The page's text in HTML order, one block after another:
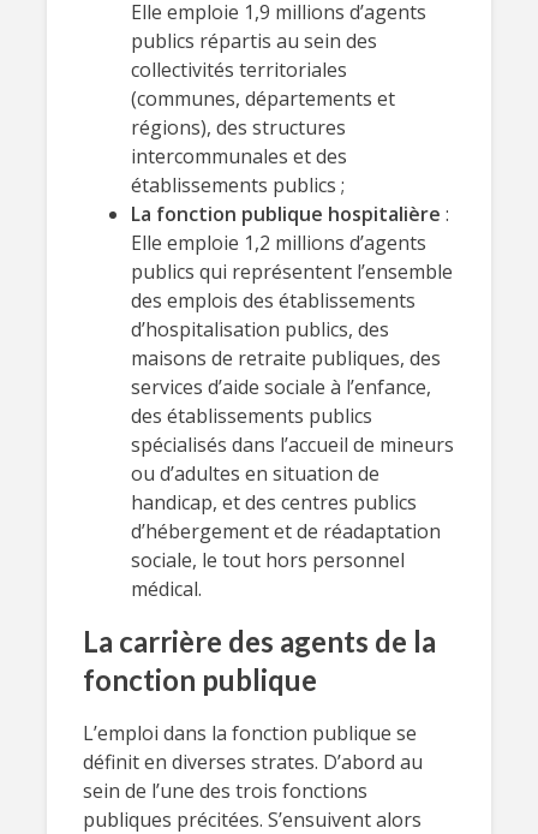
Elle emploie 1,9 millions d’agents
publics répartis au sein des
collectivités territoriales
(communes, départements et
régions), des structures
intercommunales et des
établissements publics ;
La fonction publique hospitalière :
Elle emploie 1,2 millions d’agents
publics qui représentent l’ensemble
des emplois des établissements
d’hospitalisation publics, des
maisons de retraite publiques, des
services d’aide sociale à l’enfance,
des établissements publics
spécialisés dans l’accueil de mineurs
ou d’adultes en situation de
handicap, et des centres publics
d’hébergement et de réadaptation
sociale, le tout hors personnel
médical.
La carrière des agents de la
fonction publique
L’emploi dans la fonction publique se
définit en diverses strates. D’abord au
sein de l’une des trois fonctions
publiques précitées. S’ensuivent alors